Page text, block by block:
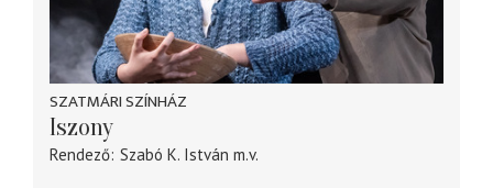
SZATMÁRI SZÍNHÁZ
Iszony
Rendező Szabó K. István m.v.